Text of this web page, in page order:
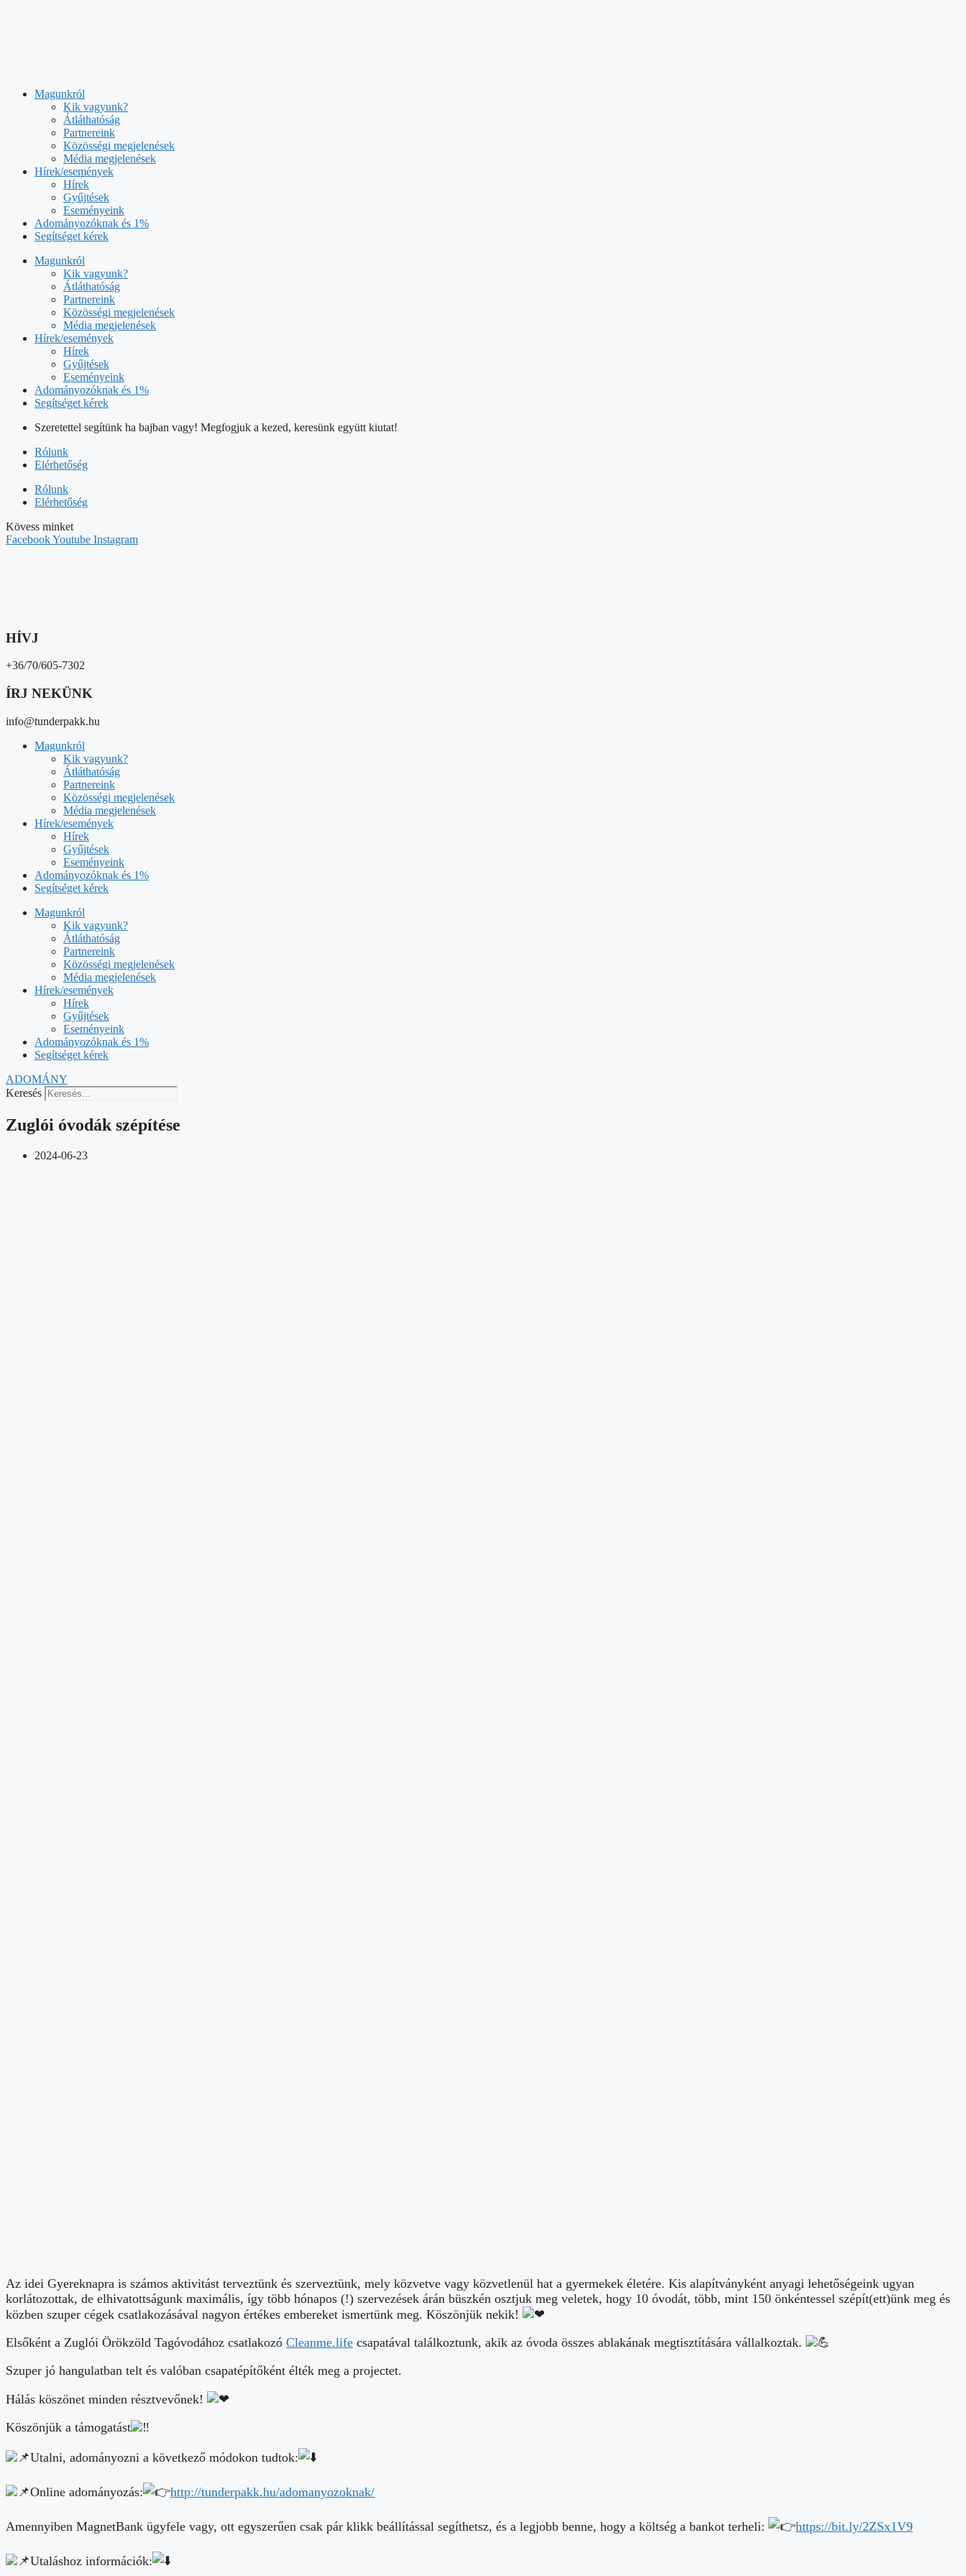
Magunkról
Kik vagyunk?
Átláthatóság
Partnereink
Közösségi megjelenések
Média megjelenések
Hírek/események
Hírek
Gyűjtések
Eseményeink
Adományozóknak és 1%
Segítséget kérek
Magunkról
Kik vagyunk?
Átláthatóság
Partnereink
Közösségi megjelenések
Média megjelenések
Hírek/események
Hírek
Gyűjtések
Eseményeink
Adományozóknak és 1%
Segítséget kérek
Szeretettel segítünk ha bajban vagy! Megfogjuk a kezed, keresünk együtt kiutat!
Rólunk
Elérhetőség
Rólunk
Elérhetőség
Kövess minket
FacebookYoutube Instagram
HÍVJ
+36/70/605-7302
ÍRJ NEKÜNK
info@tunderpakk.hu
Magunkról
Kik vagyunk?
Átláthatóság
Partnereink
Közösségi megjelenések
Média megjelenések
Hírek/események
Hírek
Gyűjtések
Eseményeink
Adományozóknak és 1%
Segítséget kérek
Magunkról
Kik vagyunk?
Átláthatóság
Partnereink
Közösségi megjelenések
Média megjelenések
Hírek/események
Hírek
Gyűjtések
Eseményeink
Adományozóknak és 1%
Segítséget kérek
ADOMÁNY
Keresés
Zuglói óvodák szépítése
2024-06-23
Az idei Gyereknapra is számos aktivitást terveztünk és szerveztünk, mely közvetve vagy közvetlenül hat a gyermekek életére. Kis alapítványként anyagi lehetőségeink ugyan
korlátozottak, de elhivatottságunk maximális, így több hónapos (!) szervezések árán büszkén osztjuk meg veletek, hogy 10 óvodát, több, mint 150 önkéntessel szépít(ett)ünk meg és
közben szuper cégek csatlakozásával nagyon értékes embereket ismertünk meg. Köszönjük nekik!
Elsőként a Zuglói Örökzöld Tagóvodához csatlakozó Cleanme.life csapatával találkoztunk, akik az óvoda összes ablakának megtisztítására vállalkoztak.
Szuper jó hangulatban telt és valóban csapatépítőként élték meg a projectet.
Hálás köszönet minden résztvevőnek!
Köszönjük a támogatást
Utalni, adományozni a következő módokon tudtok:
Online adományozás: http://tunderpakk.hu/adomanyozoknak/
Amennyiben MagnetBank ügyfele vagy, ott egyszerűen csak pár klikk beállítással segíthetsz, és a legjobb benne, hogy a költség a bankot terheli: https://bit.ly/2ZSx1V9
Utaláshoz információk: